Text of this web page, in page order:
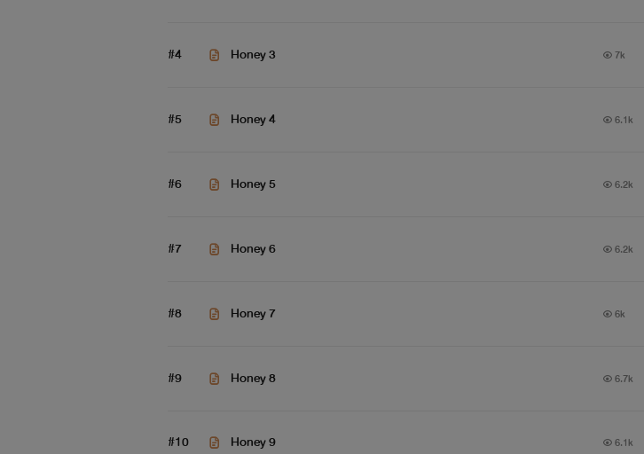
#4 Honey 3 7k
#5 Honey 4 6.1k
#6 Honey 5 6.2k
#7 Honey 6 6.2k
#8 Honey 7 6k
#9 Honey 8 6.7k
#10 Honey 9 6.1k